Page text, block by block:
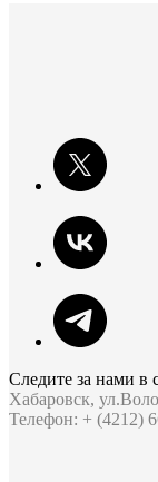
Следите за нами в
Хабаровск,
Телефон: + (4212)